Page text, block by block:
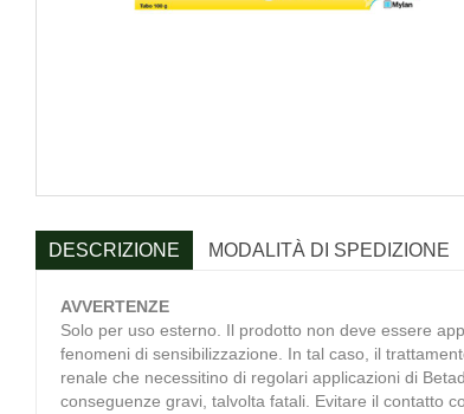
DESCRIZIONE MODALITÀ DI SPEDIZIONE
AVVERTENZE
Solo per uso esterno. Il prodotto non deve essere
fenomeni di sensibilizzazione. In tal caso, il
renale che necessitino di regolari applicazioni di
conseguenze gravi, talvolta fatali. Evitare il contatto